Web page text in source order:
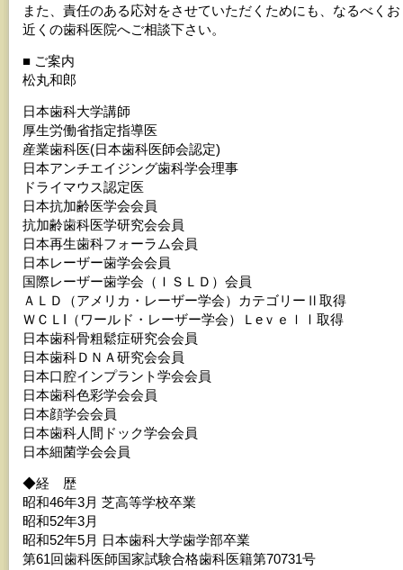
また、責任のある応対をさせていただくためにも、なるべくお
近くの歯科医院へご相談下さい。
■ ご案内
松丸和郎
日本歯科大学講師
厚生労働省指定指導医
産業歯科医(日本歯科医師会認定)
日本アンチエイジング歯科学会理事
ドライマウス認定医
日本抗加齢医学会会員
抗加齢歯科医学研究会会員
日本再生歯科フォーラム会員
日本レーザー歯学会会員
国際レーザー歯学会（ＩＳＬＤ）会員
ＡＬＤ（アメリカ・レーザー学会）カテゴリーⅡ取得
ＷＣＬI（ワールド・レーザー学会）ＬeｖｅｌⅠ取得
日本歯科骨粗鬆症研究会会員
日本歯科ＤＮＡ研究会会員
日本口腔インプラント学会会員
日本歯科色彩学会会員
日本顔学会会員
日本歯科人間ドック学会会員
日本細菌学会会員
◆経 歴
昭和46年3月 芝高等学校卒業
昭和52年3月
昭和52年5月 日本歯科大学歯学部卒業
第61回歯科医師国家試験合格歯科医籍第70731号